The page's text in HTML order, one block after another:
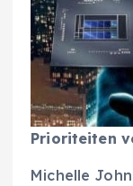
Prioriteiten
Michelle